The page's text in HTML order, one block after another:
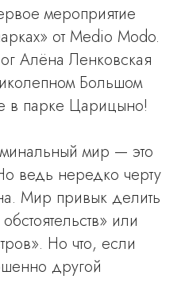
мероприятие
от Medio Modo.
Алёна Ленковская
Большом
парке Царицыно!
нальный мир — это
ведь нередко черту
Мир привык делить
или
Но что, если
другой